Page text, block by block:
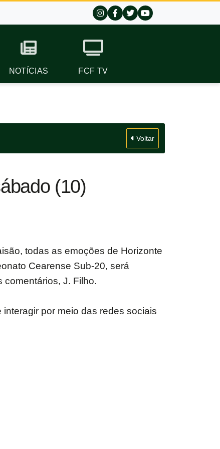
NOTÍCIAS FCF TV
Voltar
(10)
todas as emoções de Horizonte
Cearense Sub-20, será
comentários, J. Filho.
por meio das redes sociais